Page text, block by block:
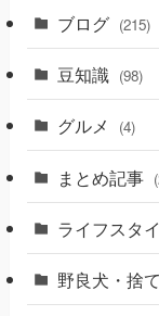
ブログ (215)
豆知識 (98)
グルメ (4)
まとめ記事
ライフスタ
野良犬・捨